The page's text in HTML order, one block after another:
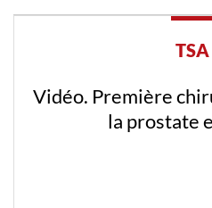
TSA
Vidéo. Première
la prostate